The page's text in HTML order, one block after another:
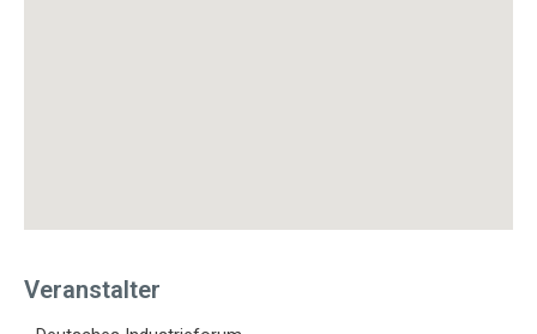
Veranstalter